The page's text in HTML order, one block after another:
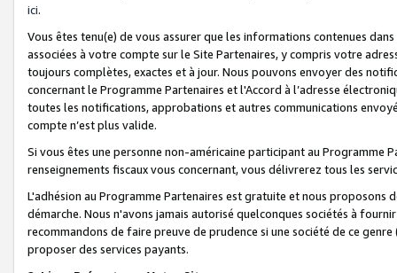
ici.
Vous êtes tenu(e) de vous assurer que les informations contenues
associées à votre compte sur le Site Partenaires, y compris votre
toujours complètes, exactes et à jour. Nous pouvons envoyer des
concernant le Programme Partenaires et l'Accord à l’adresse
toutes les notifications, approbations et autres communications
compte n’est plus valide.
Si vous êtes une personne non-américaine participant au
renseignements fiscaux vous concernant, vous délivrerez tous les
L'adhésion au Programme Partenaires est gratuite et nous proposons
démarche. Nous n'avons jamais autorisé quelconques sociétés à
recommandons de faire preuve de prudence si une société de ce
proposer des services payants.